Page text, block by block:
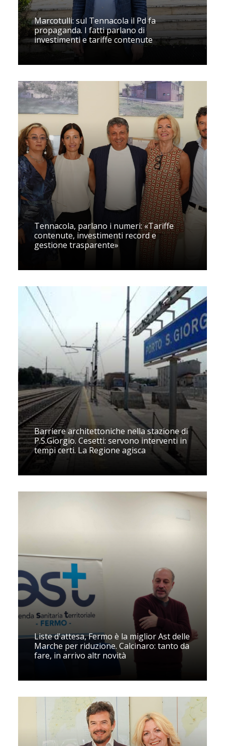
Marcotulli: sul Tennacola il Pd fa
propaganda. I fatti parlano di
investimenti e tariffe contenute
Tennacola, parlano i numeri: «Tariffe
contenute, investimenti record e
gestione trasparente»
Barriere architettoniche nella stazione di
P.S.Giorgio. Cesetti: servono interventi in
tempi certi. La Regione agisca
Liste d'attesa, Fermo è la miglior Ast delle
Marche per riduzione. Calcinaro: tanto da
fare, in arrivo altr novità